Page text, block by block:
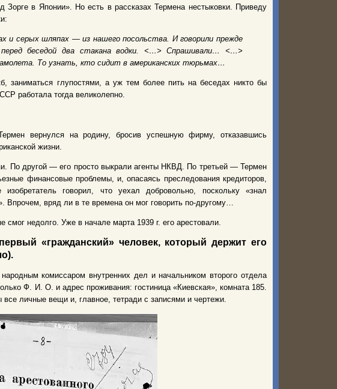
в Японии». Но есть в рассказах Термена нестыковки. Приведу
и серых шляпах — из нашего посольства. И говорили прежде
беседой два стакана водки. <…> Спрашивали… <…>
То узнать, кто сидит в американских тюрьмах…
заниматься глупостями, а уж тем более пить на беседах никто бы
работала тогда великолепно.
вернулся на родину, бросив успешную фирму, отказавшись
жизни.
По другой — его просто выкрали агенты НКВД. По третьей — Термен
финансовые проблемы, и, опасаясь преследования кредиторов,
говорил, что уехал добровольно, поскольку «знал
вряд ли в те времена он мог говорить по-другому…
недолго. Уже в начале марта 1939 г. его арестовали.
«гражданский» человек, который держит его
комиссаром внутренних дел и начальником второго отдела
Ф. И. О. и адрес проживания: гостиница «Киевская», комната 185.
личные вещи и, главное, тетради с записями и чертежи.